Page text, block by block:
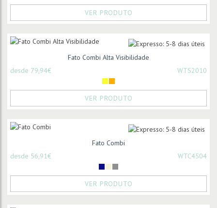
VER PRODUTO
Fato Combi Alta Visibilidade
desde 79,94€
WTS2010
VER PRODUTO
Fato Combi
desde 56,91€
WTC4504
VER PRODUTO